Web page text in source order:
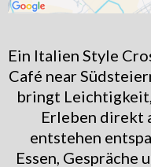
Ein Italien Style
Café near
bringt Leichtigkeit,
Erleben direkt
entstehen
Essen, Gespräche